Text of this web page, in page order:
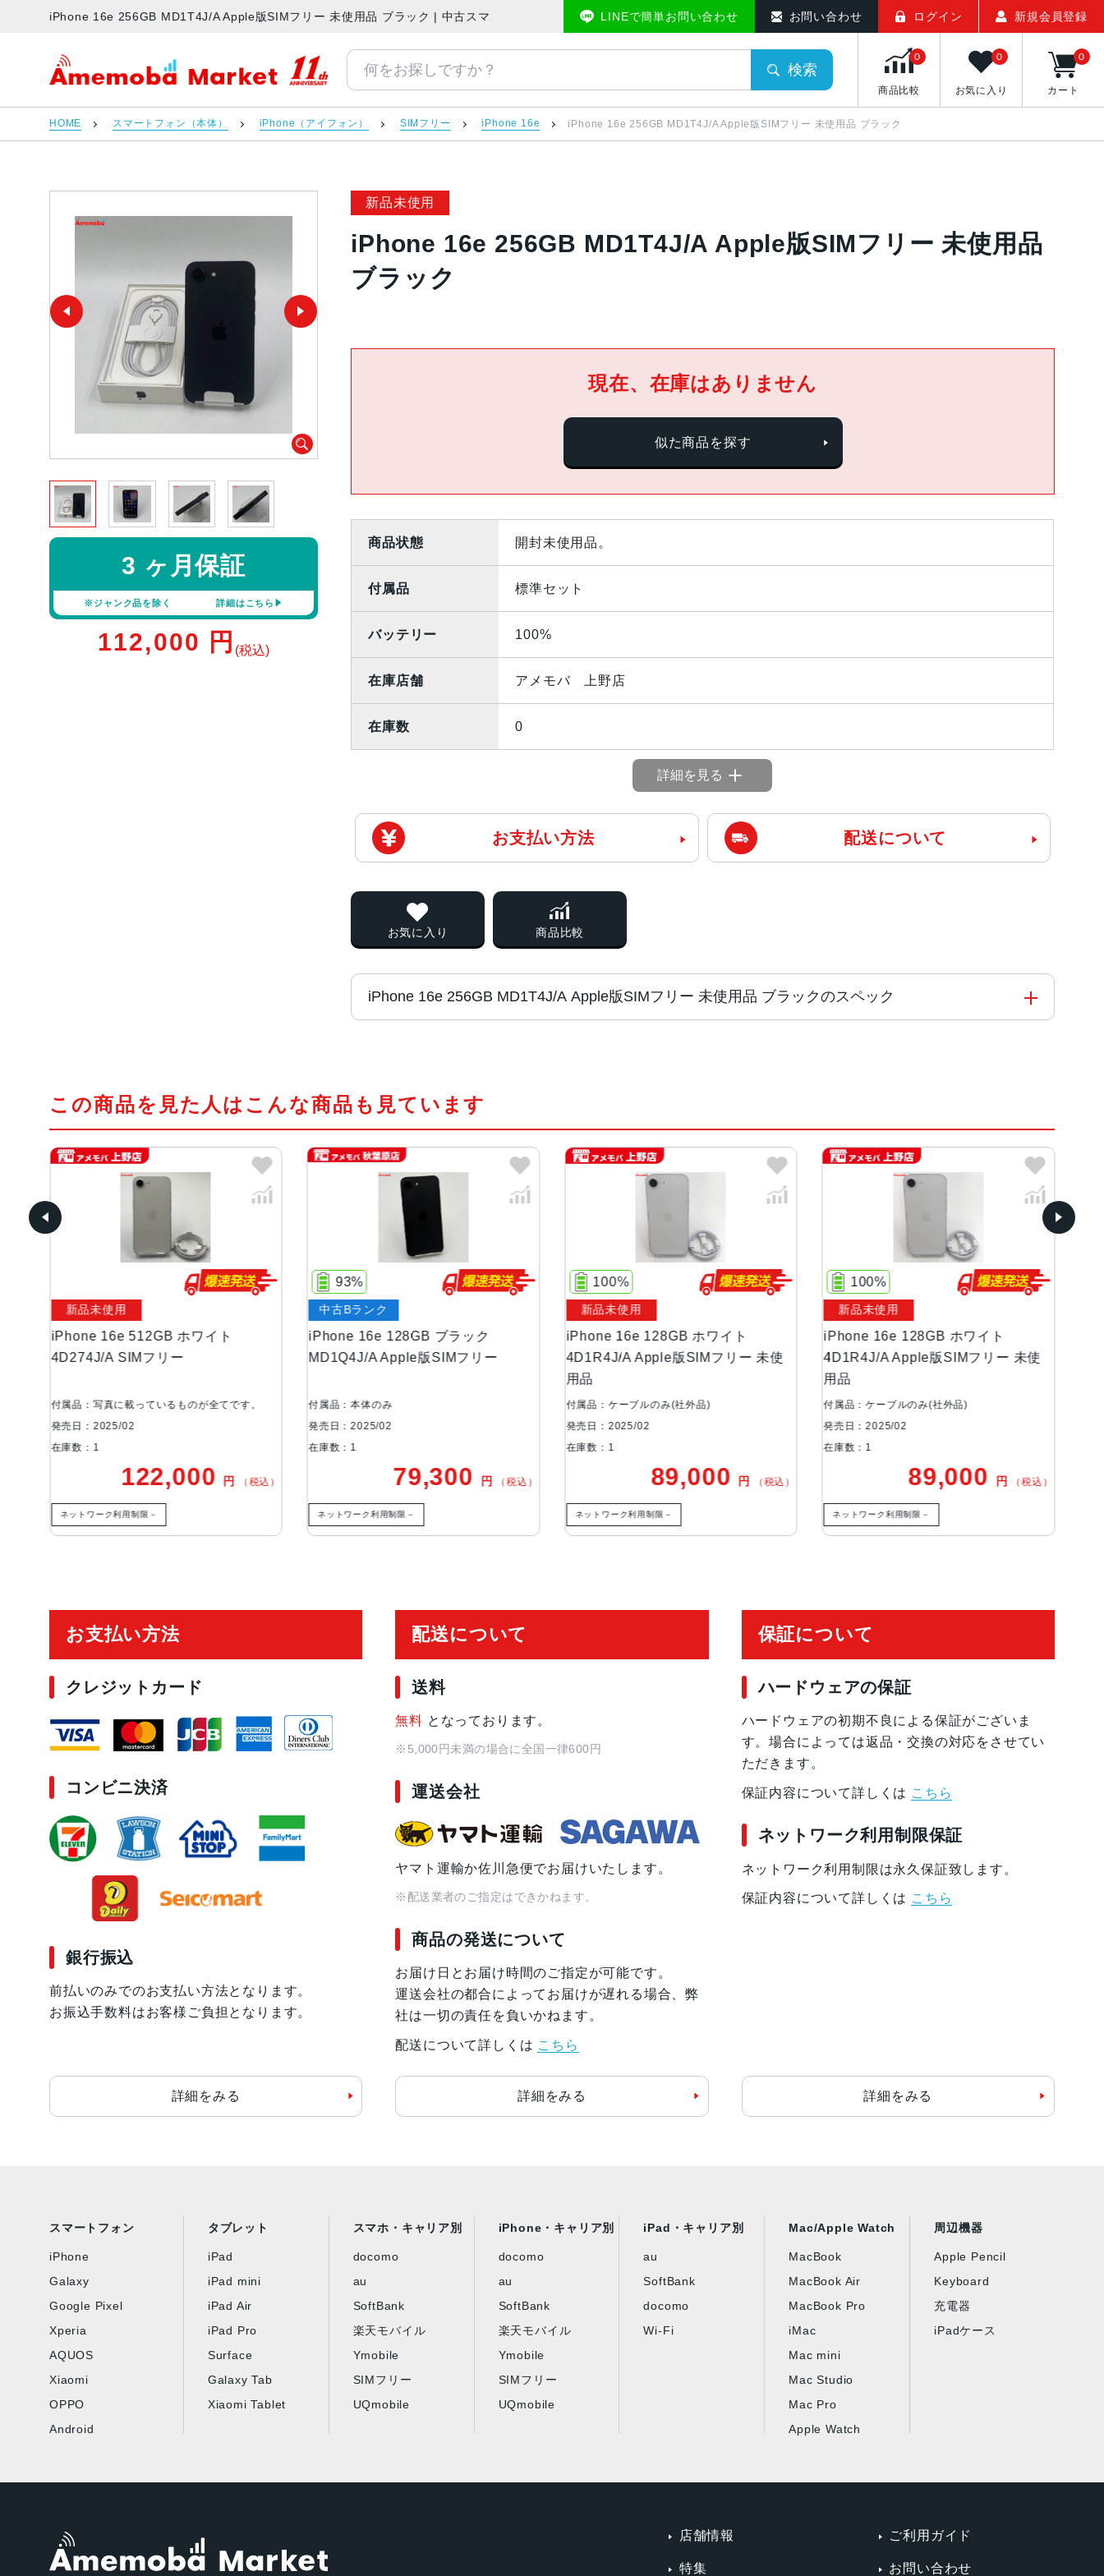
iPhone 16e 256GB MD1T4J/A Apple版SIMフリー 未使用品 ブラック | 中古スマホ販売のアメモバマーケットLINEで簡単お問い合わせ お問い合わせ ログイン 新規会員登録
アメモバマーケット
検索
商品比較
0
お気に入り
0
カート
0
HOME スマートフォン（本体） iPhone（アイフォン） SIMフリー iPhone 16e iPhone 16e 256GB MD1T4J/A Apple版SIMフリー 未使用品 ブラック
新品未使用
iPhone 16e 256GB MD1T4J/A Apple版SIMフリー 未使用品
ブラック
3 ヶ月保証
※ジャンク品を除く 詳細はこちら
112,000 円 (税込)
現在、在庫はありません
似た商品を探す
商品状態 開封未使用品。
付属品 標準セット
バッテリー 100%
在庫店舗 アメモバ 上野店
在庫数 0
詳細を見る
お支払い方法 配送について
お気に入り 商品比較
iPhone 16e 256GB MD1T4J/A Apple版SIMフリー 未使用品 ブラックのスペック
液晶 6.1インチ(Super Retina XDRディスプレイ)
サイズ・重さ
カラー ブラック、ホワイト
容量
シングルカメラ
4800万画素
生体認証
この商品を見た人はこんな商品も見ています
16e 512GB ホワイト
A SIMフリー
新品未使用
属品：写真に載っているものが全てです。
売日：2025/02
122,000円 （税込）
ネットワーク利用制限－
iPhone 16e 128GB ブラック
MD1Q4J/A Apple版SIMフリー
93%
中古Bランク
付属品：本体のみ
発売日：2025/02
79,300円 （税込）
ネットワーク利用制限－
iPhone 16e 128GB ホワイト
4D1R4J/A Apple版SIMフリー 未使
100%
新品未使用
付属品：ケーブルのみ(社外品)
発売日：2025/02
89,000円 （税込）
ネットワーク利用制限－
iPhone 16e 128GB ホワイト
4D1R4J/A Apple版SIMフリー 未使
100%
新品未使用
付属品：ケーブルのみ(社外品)
発売日：2025/02
89,000円 （税込）
ネットワーク利用制限－
4D1R4J/A
100%
お支払い方法
クレジットカード
コンビニ決済
銀行振込
前払いのみでのお支払い方法となります。
お振込手数料はお客様ご負担となります。
詳細をみる
配送について
送料
無料 となっております。
※5,000円未満の場合に全国一律600円
運送会社
ヤマト運輸か佐川急便でお届けいたします。
※配送業者のご指定はできかねます。
商品の発送について
お届け日とお届け時間のご指定が可能です。
運送会社の都合によってお届けが遅れる場合、弊
社は一切の責任を負いかねます。
配送について詳しくは こちら
詳細をみる
保証について
ハードウェアの保証
ハードウェアの初期不良による保証がございま
す。場合によっては返品・交換の対応をさせてい
ただきます。
保証内容について詳しくは こちら
ネットワーク利用制限保証
ネットワーク利用制限は永久保証致します。
保証内容について詳しくは こちら
詳細をみる
スマートフォン
iPhone
Galaxy
Google Pixel
Xperia
AQUOS
Xiaomi
OPPO
Android
タブレット
iPad
iPad mini
iPad Air
iPad Pro
Surface
Galaxy Tab
Xiaomi Tablet
スマホ・キャリア別
docomo
au
SoftBank
楽天モバイル
Ymobile
SIMフリー
UQmobile
iPhone・キャリア別
docomo
au
SoftBank
楽天モバイル
Ymobile
SIMフリー
UQmobile
iPad・キャリア別
au
SoftBank
docomo
Wi-Fi
Mac/Apple Watch
MacBook
MacBook Air
MacBook Pro
iMac
Mac mini
Mac Studio
Mac Pro
Apple Watch
周辺機器
Apple Pencil
Keyboard
充電器
iPadケース
店舗情報
特集
ご利用ガイド
お問い合わせ